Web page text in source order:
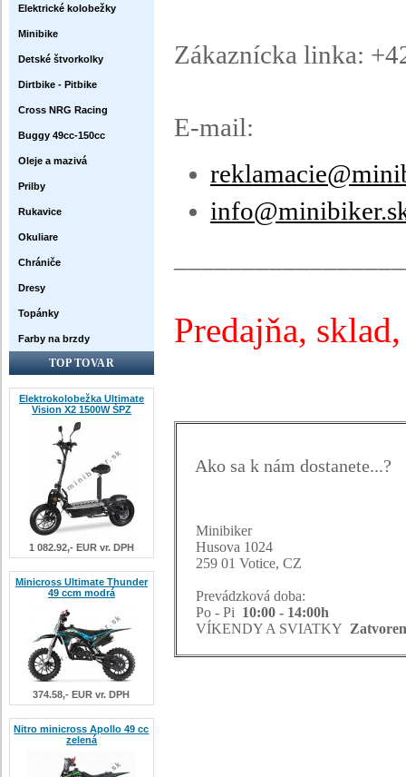
Elektrické kolobežky
Minibike
Detské štvorkolky
Dirtbike - Pitbike
Cross NRG Racing
Buggy 49cc-150cc
Oleje a mazivá
Prilby
Rukavice
Okuliare
Chrániče
Dresy
Topánky
Farby na brzdy
TOP TOVAR
Elektrokolobežka Ultimate
Vision X2 1500W ŠPZ
1 082.92,- EUR vr. DPH
Minicross Ultimate Thunder
49 ccm modrá
374.58,- EUR vr. DPH
Nitro minicross Apollo 49 cc
zelená
Zákaznícka linka:
E-mail:
Predajňa,
Ako sa k nám dostanete...?
Minibiker
Husova 1024
259 01 Votice, CZ
Prevádzková doba:
Po - Pi 10:00 - 14:00h
VÍKENDY A SVIATKY